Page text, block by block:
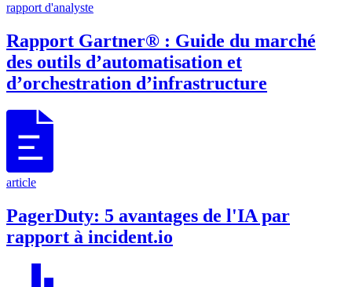
rapport d'analyste
Rapport Gartner® : Guide du marché
des outils d’automatisation et
d’orchestration d’infrastructure
article
PagerDuty: 5 avantages de l'IA par
rapport à incident.io